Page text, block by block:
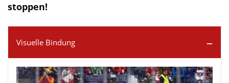
stoppen!
Visuelle Bindung